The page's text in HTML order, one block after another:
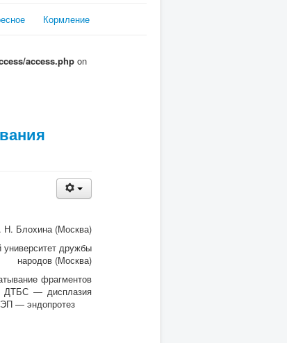
Кормление
access.php on
Н. Блохина (Москва)
дружбы
народов (Москва)
фрагментов
ДТБС — дисплазия
ЭП — эндопротез